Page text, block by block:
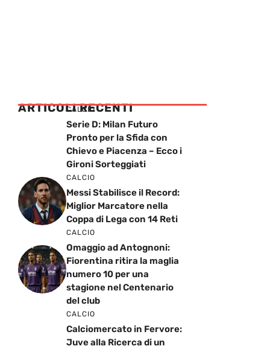
ARTICOLI RECENTI
CALCIO
Serie D: Milan Futuro
Pronto per la Sfida con
Chievo e Piacenza – Ecco i
Gironi Sorteggiati
CALCIO
Messi Stabilisce il Record:
Miglior Marcatore nella
Coppa di Lega con 14 Reti
CALCIO
Omaggio ad Antognoni:
Fiorentina ritira la maglia
numero 10 per una
stagione nel Centenario
del club
CALCIO
Calciomercato in Fervore:
Juve alla Ricerca di un